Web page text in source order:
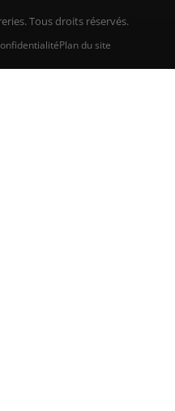
Tous droits réservés.
Plan du site